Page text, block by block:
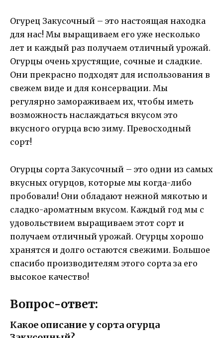
Огурец Закусочный – это настоящая находка
для нас! Мы выращиваем его уже несколько
лет и каждый раз получаем отличный урожай.
Огурцы очень хрустящие, сочные и сладкие.
Они прекрасно подходят для использования в
свежем виде и для консервации. Мы
регулярно замораживаем их, чтобы иметь
возможность наслаждаться вкусом это
вкусного огурца всю зиму. Превосходный
сорт!
Огурцы сорта Закусочный – это одни из самых
вкусных огурцов, которые мы когда-либо
пробовали! Они обладают нежной мякотью и
сладко-ароматным вкусом. Каждый год мы с
удовольствием выращиваем этот сорт и
получаем отличный урожай. Огурцы хорошо
хранятся и долго остаются свежими. Большое
спасибо производителям этого сорта за его
высокое качество!
Вопрос-ответ:
Какое описание у сорта огурца